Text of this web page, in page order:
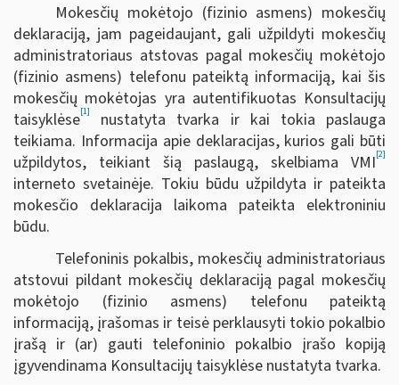
Mokesčių mokėtojo (fizinio asmens) mokesčių
deklaraciją, jam pageidaujant, gali užpildyti mokesčių
administratoriaus atstovas pagal mokesčių mokėtojo
(fizinio asmens) telefonu pateiktą informaciją, kai šis
mokesčių mokėtojas yra autentifikuotas Konsultacijų
taisyklėse[1]
nustatyta tvarka ir kai tokia paslauga
teikiama. Informacija apie deklaracijas, kurios gali būti
užpildytos, teikiant šią paslaugą, skelbiama VMI[2]
interneto svetainėje. Tokiu būdu užpildyta ir pateikta
mokesčio deklaracija laikoma pateikta elektroniniu
būdu.
Telefoninis pokalbis, mokesčių administratoriaus
atstovui pildant mokesčių deklaraciją pagal mokesčių
mokėtojo (fizinio asmens) telefonu pateiktą
informaciją, įrašomas ir teisė perklausyti tokio pokalbio
įrašą ir (ar) gauti telefoninio pokalbio įrašo kopiją
įgyvendinama Konsultacijų taisyklėse nustatyta tvarka.